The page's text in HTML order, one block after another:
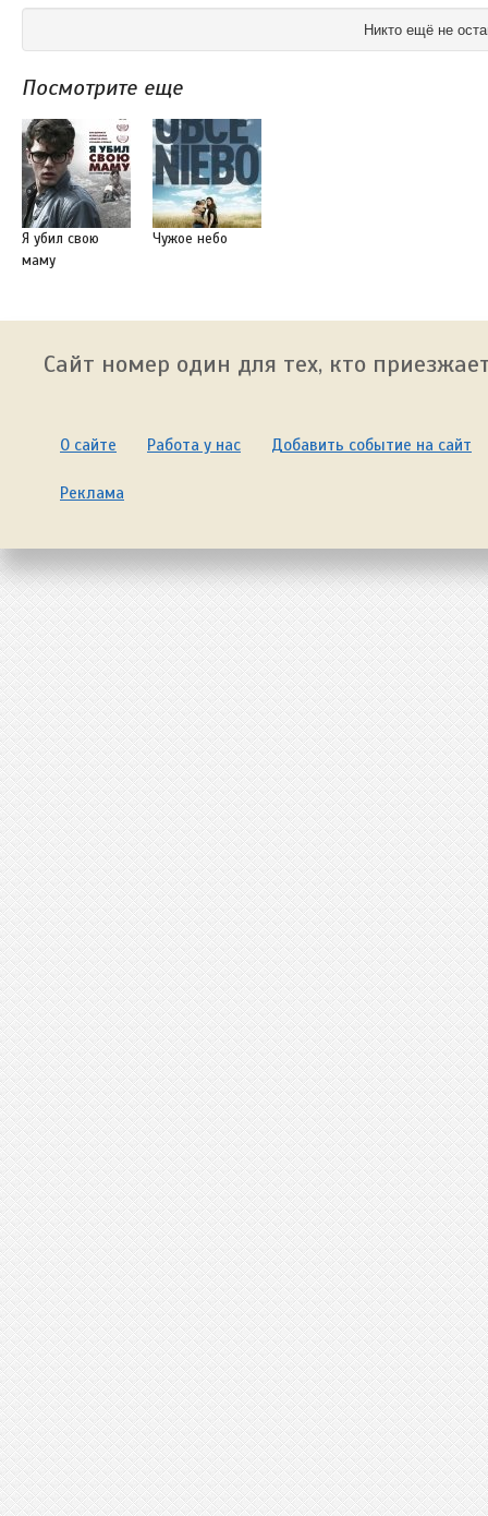
Никто ещё не
Посмотрите еще
Я убил свою
маму
Чужое небо
Сайт номер один для тех, кто
О сайте Работа у нас Добавить событие на сайт
Реклама